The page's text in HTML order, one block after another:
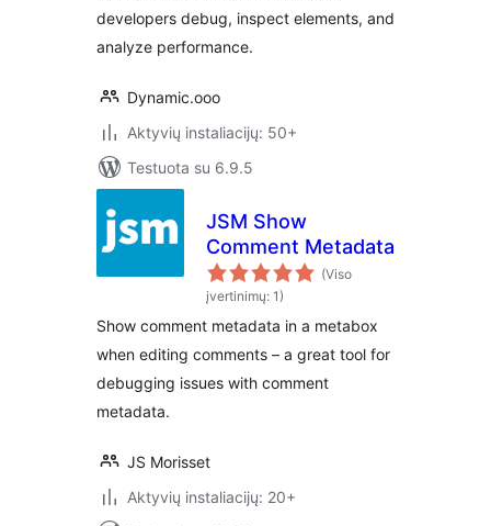
developers debug, inspect elements, and
analyze performance.
Dynamic.ooo
Aktyvių instaliacijų: 50+
Testuota su 6.9.5
JSM Show
Comment Metadata
(Viso
įvertinimų: 1)
Show comment metadata in a metabox
when editing comments – a great tool for
debugging issues with comment
metadata.
JS Morisset
Aktyvių instaliacijų: 20+